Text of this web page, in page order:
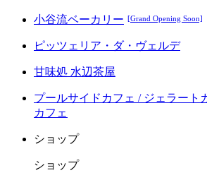
小谷流ベーカリー [Grand Opening Soon]
ピッツェリア・ダ・ヴェルデ
甘味処 水辺茶屋
プールサイドカフェ / ジェラート
カフェ
ショップ
ショップ